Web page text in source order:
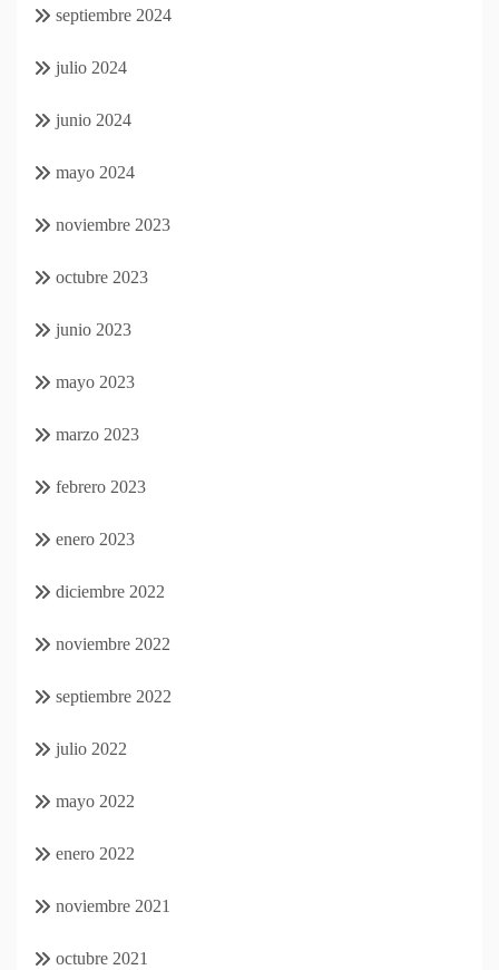
septiembre 2024
julio 2024
junio 2024
mayo 2024
noviembre 2023
octubre 2023
junio 2023
mayo 2023
marzo 2023
febrero 2023
enero 2023
diciembre 2022
noviembre 2022
septiembre 2022
julio 2022
mayo 2022
enero 2022
noviembre 2021
octubre 2021